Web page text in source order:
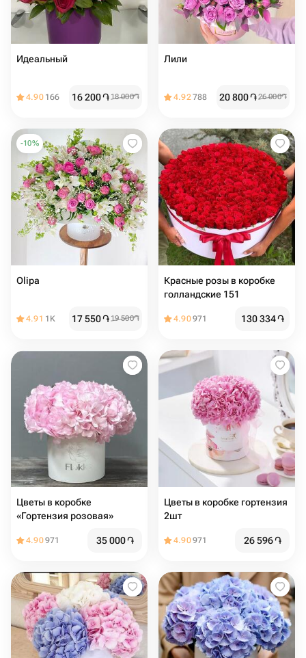
Идеальный
4.90 166 16 200֏18 000֏
Лили
4.92788 20 800֏26 000֏
-10%
Olipa
4.91 1K 17 550֏19 500֏
Красные розы в коробке
голландские 151
4.90971 130 334֏
Цветы в коробке
«Гортензия розовая»
4.90971 35 000֏
Цветы в коробке гортензия
2шт
4.90971 26 596֏